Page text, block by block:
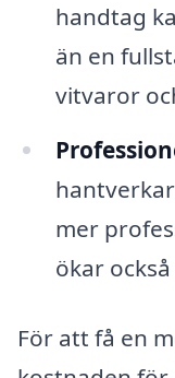
handtag
än en
vitvaror
mer
ökar
För att få en